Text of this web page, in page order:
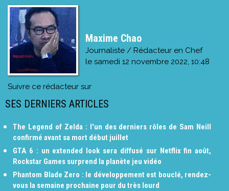
Maxime Chao
Journaliste / Rédacteur en Chef
le samedi 12 novembre 2022, 10:48
Suivre ce rédacteur sur
SES DERNIERS ARTICLES
The Legend of Zelda : l'un des derniers rôles de Sam Neill
confirmé avant sa mort début juillet
GTA 6 : un extended look sera diffusé sur Netflix fin août,
Rockstar Games surprend la planète jeu vidéo
Phantom Blade Zero : le développement est bouclé, rendez-
vous la semaine prochaine pour du très lourd